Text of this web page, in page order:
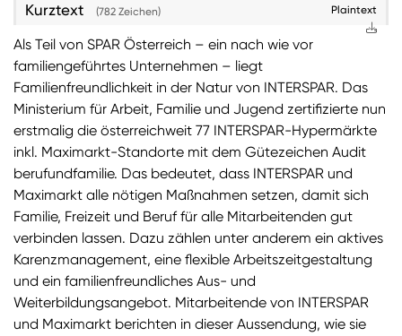
Kurztext (782 Zeichen) Plaintext
Als Teil von SPAR Österreich – ein nach wie vor
familiengeführtes Unternehmen – liegt
Familienfreundlichkeit in der Natur von INTERSPAR. Das
Ministerium für Arbeit, Familie und Jugend zertifizierte nun
erstmalig die österreichweit 77 INTERSPAR-Hypermärkte
inkl. Maximarkt-Standorte mit dem Gütezeichen Audit
berufundfamilie. Das bedeutet, dass INTERSPAR und
Maximarkt alle nötigen Maßnahmen setzen, damit sich
Familie, Freizeit und Beruf für alle Mitarbeitenden gut
verbinden lassen. Dazu zählen unter anderem ein aktives
Karenzmanagement, eine flexible Arbeitszeitgestaltung
und ein familienfreundliches Aus- und
Weiterbildungsangebot. Mitarbeitende von INTERSPAR
und Maximarkt berichten in dieser Aussendung, wie sie